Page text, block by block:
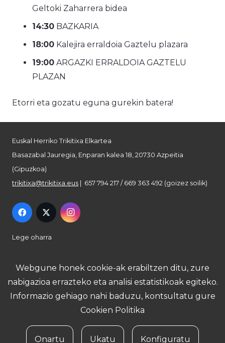
Geltoki Zaharrera bidea
14:30 BAZKARIA
18:00 Kalejira erraldoia Gaztelu plazara
19:00 ARGAZKI ERRALDOIA GAZTELU
PLAZAN
Etorri eta gozatu eguna gurekin batera!
Euskal Herriko Trikitixa Elkartea
Basazabal Jauregia, Enparan kalea 18, 20730 Azpeitia
(Gipuzkoa)
trikitixa@trikitixa.eus | 657 794 217 / 669 363 492 (goizez soilik)
Lege oharra
Pribatutasun politika
Webgune honek cookie-ak erabiltzen ditu, zure
nabigazioa errazteko eta analisi estatistikoak egiteko.
Informazio gehiago nahi baduzu, kontsultatu gure
Cookien Politika
Onartu Ukatu Konfiguratu